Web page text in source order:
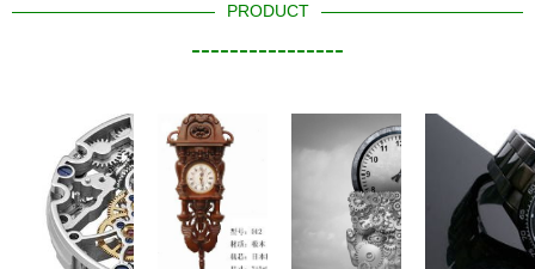
PRODUCT
----------------